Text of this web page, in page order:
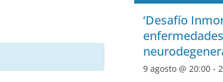
‘Desafío
enfermedades
9 agosto @ 20:00 -